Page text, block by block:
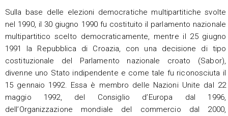
Sulla base delle elezioni democratiche multipartitiche svolte
nel 1990, il 30 giugno 1990 fu costituito il parlamento nazionale
multipartitico scelto democraticamente, mentre il 25 giugno
1991 la Repubblica di Croazia, con una decisione di tipo
costituzionale del Parlamento nazionale croato (Sabor),
divenne uno Stato indipendente e come tale fu riconosciuta il
15 gennaio 1992. Essa è membro delle Nazioni Unite dal 22
maggio 1992, del Consiglio d’Europa dal 1996,
dell’Organizzazione mondiale del commercio dal 2000,